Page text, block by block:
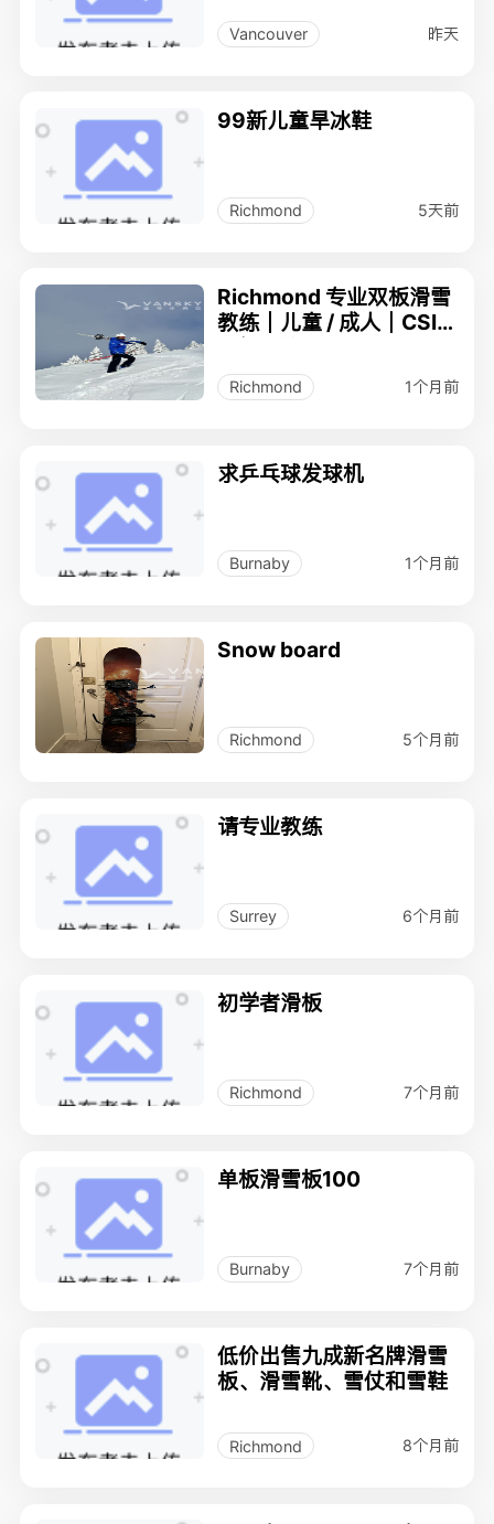
Vancouver 昨天
99新儿童旱冰鞋
Richmond 5天前
Richmond 专业双板滑雪
教练｜儿童 / 成人｜CSIA
Richmond 1个月前
求乒乓球发球机
Burnaby 1个月前
Snow board
Richmond 5个月前
请专业教练
Surrey 6个月前
初学者滑板
Richmond 7个月前
单板滑雪板100
Burnaby 7个月前
低价出售九成新名牌滑雪
板、滑雪靴、雪仗和雪鞋
Richmond 8个月前